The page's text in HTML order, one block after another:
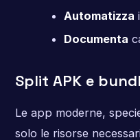
Automatizza
Documenta
Split APK e
Le app moderne,
solo le risorse